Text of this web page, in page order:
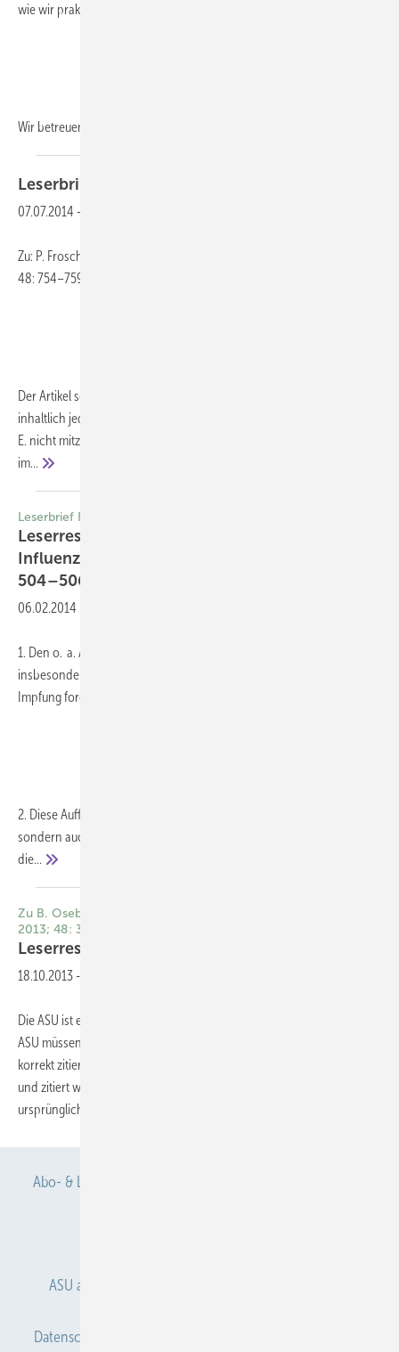
wie wir praktisch damit umgehen sollen.
Wir betreuen...
Leserbrief
07.07.2014 -
Zu: P. Frosch: „Hautschutz – Möglichkeiten und Grenzen“ (ASU 2013;
48: 754–759)
Der Artikel scheint eine aktuelle Zusammenfassung zu sein, ist
inhaltlich jedoch an wichtigen Stellen nicht nachvollziehbar bzw. m.
E. nicht mitzutragen. Die Ausführungen des Sachgebietes „Hautschutz“
im...
Leserbrief Replik des Autors
Leserresonanz Zu M. Haditsch: Moderne
Influenza-Impfstoffe (ASU 2013; 48:
504–506)
06.02.2014
1. Den o. a. Artikel kann ich nicht unkommen-tiert lassen,
insbesondere nicht das Fazit, was eine moralische Verpflichtung zur
Impfung fordert.
2. Diese Aufforderung ist nicht nur rein mo-ralisch fragwürdig,
sondern auch wissenschaftlich. Es gibt nun eben KEINE Evidenz, dass
die...
Zu B. Osebek: Der Betriebsarzt im Gesundheitsdienst (ASU
2013; 48: 367–371)
Leserresonanz
18.10.2013 -
Die ASU ist eine wissenschaftliche Fachzeitschrift. Die Autoren der
ASU müssen selbstverständlich darauf achten, dass sie die Literatur
korrekt zitieren. Dazu gehört auch, dass die Primärliteratur gelesen
und zitiert wird und eben nicht eine kurze Zusammenfassung des
ursprünglichen
Abo- & Leserservice
ASU abonnieren
Datenschutz